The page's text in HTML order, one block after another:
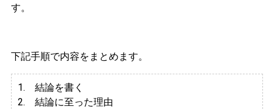
す。
下記手順で内容をまとめます。
1. 結論を書く
2. 結論に至った理由